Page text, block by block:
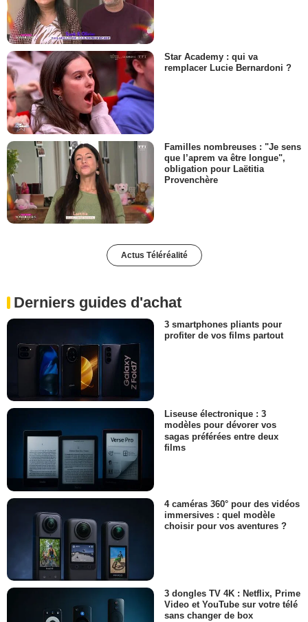
Star Academy : qui va
remplacer Lucie Bernardoni ?
Familles nombreuses : "Je sens
que l’aprem va être longue",
obligation pour Laëtitia
Provenchère
Actus Téléréalité
Derniers guides d'achat
3 smartphones pliants pour
profiter de vos films partout
Liseuse électronique : 3
modèles pour dévorer vos
sagas préférées entre deux
films
4 caméras 360° pour des vidéos
immersives : quel modèle
choisir pour vos aventures ?
3 dongles TV 4K : Netflix, Prime
Video et YouTube sur votre télé
sans changer de box